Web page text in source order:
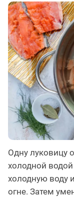
Одну луковицу
холодной
холодную воду
огне. Затем